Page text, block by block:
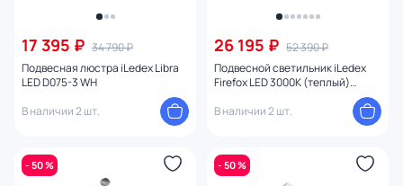
17 395 ₽ 34 790 ₽
Подвесная люстра iLedex Libra
LED D075-3 WH
В наличии 2 шт.
26 195 ₽ 52 390 ₽
Подвесной светильник iLedex
Firefox LED 3000К (теплый)
В наличии 2 шт.
- 50 % - 50 %